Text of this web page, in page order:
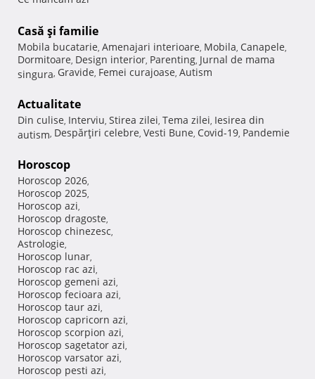
Casă şi familie
Mobila bucatarie, Amenajari interioare, Mobila, Canapele,
Dormitoare, Design interior, Parenting, Jurnal de mama
singura, Gravide, Femei curajoase, Autism
Actualitate
Din culise, Interviu, Stirea zilei, Tema zilei, Iesirea din
autism, Despărţiri celebre, Vesti Bune, Covid-19, Pandemie
Horoscop
Horoscop 2026,
Horoscop 2025,
Horoscop azi,
Horoscop dragoste,
Horoscop chinezesc,
Astrologie,
Horoscop lunar,
Horoscop rac azi,
Horoscop gemeni azi,
Horoscop fecioara azi,
Horoscop taur azi,
Horoscop capricorn azi,
Horoscop scorpion azi,
Horoscop sagetator azi,
Horoscop varsator azi,
Horoscop pesti azi,